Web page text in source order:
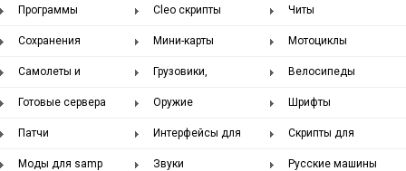
SAMP
Программы Cleo скрипты Читы
Сохранения Мини-карты Мотоциклы
Самолеты и
вертолеты
Грузовики,
автобусы
Велосипеды
Готовые сервера
SAMP
Оружие Шрифты
Патчи Интерфейсы для
samp
Скрипты для
сервера samp
Моды для samp Звуки Русские машины